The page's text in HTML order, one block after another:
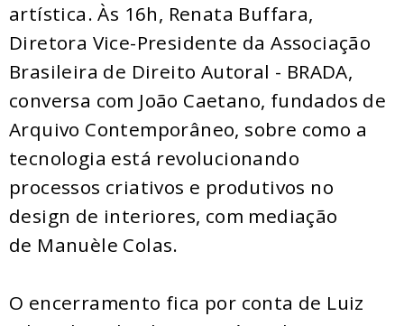
artística. Às 16h, Renata Buffara,
Diretora Vice-Presidente da Associação
Brasileira de Direito Autoral - BRADA,
conversa com João Caetano, fundados de
Arquivo Contemporâneo, sobre como a
tecnologia está revolucionando
processos criativos e produtivos no
design de interiores, com mediação
de Manuèle Colas.
O encerramento fica por conta de Luiz